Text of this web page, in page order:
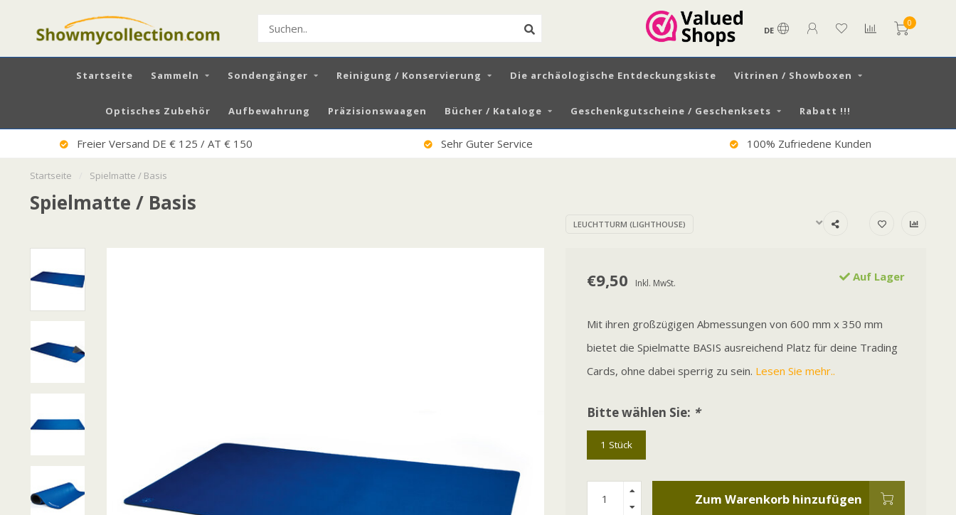
DE
0
Startseite Sammeln Sondengänger Reinigung / Konservierung Die archäologische Entdeckungskiste Vitrinen / Showboxen
Optisches Zubehör Aufbewahrung Präzisionswaagen Bücher / Kataloge Geschenkgutscheine / Geschenksets Rabatt !!!
Freier Versand DE € 125 / AT € 150 Sehr Guter Service 100% Zufriedene Kunden
Startseite Spielmatte / Basis
Spielmatte / Basis
LEUCHTTURM (LIGHTHOUSE)
€9,50 Inkl. MwSt. Auf Lager
Mit ihren großzügigen Abmessungen von 600 mm x 350 mm
bietet die Spielmatte BASIS ausreichend Platz für deine Trading
Cards, ohne dabei sperrig zu sein. Lesen Sie mehr..
Bitte wählen Sie: *
1 Stück
Zum Warenkorb hinzufügen